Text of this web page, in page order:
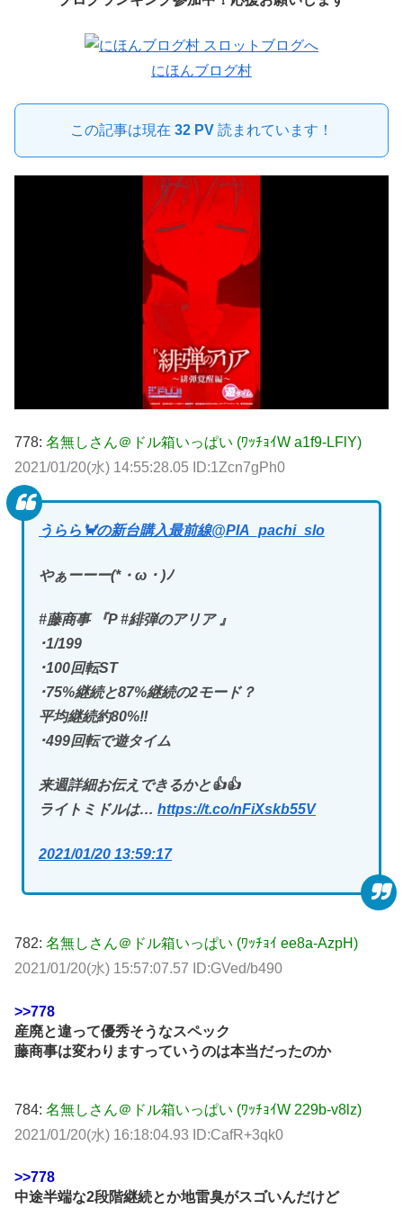
にほんブログ村
この記事は現在 32 PV 読まれています！
778: 名無しさん＠ドル箱いっぱい (ﾜｯﾁｮｲW a1f9-LFlY)
2021/01/20(水) 14:55:28.05 ID:1Zcn7gPh0
うらら🦀の新台購入最前線@PIA_pachi_slo
やぁーーー(*・ω・)ﾉ
#藤商事 『P #緋弾のアリア 』
･1/199
･100回転ST
･75%継続と87%継続の2モード？
平均継続約80%‼️
･499回転で遊タイム
来週詳細お伝えできるかと👍👍
ライトミドルは… https://t.co/nFiXskb55V
2021/01/20 13:59:17
782: 名無しさん＠ドル箱いっぱい (ﾜｯﾁｮｲ ee8a-AzpH)
2021/01/20(水) 15:57:07.57 ID:GVed/b490
>>778
産廃と違って優秀そうなスペック
藤商事は変わりますっていうのは本当だったのか
784: 名無しさん＠ドル箱いっぱい (ﾜｯﾁｮｲW 229b-v8lz)
2021/01/20(水) 16:18:04.93 ID:CafR+3qk0
>>778
中途半端な2段階継続とか地雷臭がスゴいんだけど